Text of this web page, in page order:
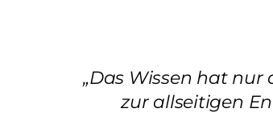
„Das Wissen hat
zur allseitigen